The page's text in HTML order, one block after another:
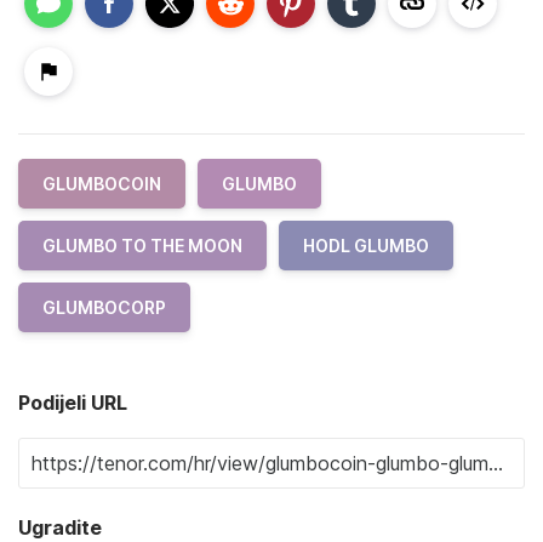
GLUMBOCOIN GLUMBO
GLUMBO TO THE MOON HODL GLUMBO
GLUMBOCORP
Podijeli URL
Ugradite